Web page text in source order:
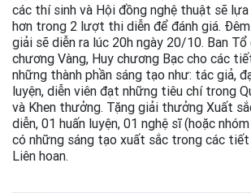
các thí sinh và Hội đồng nghệ thuật sẽ
hơn trong 2 lượt thi diễn để đánh giá.
giải sẽ diễn ra lúc 20h ngày 20/10. Ban
chương Vàng, Huy chương Bạc cho các
những thành phần sáng tạo như: tác giả,
luyện, diễn viên đạt những tiêu chí trong
và Khen thưởng. Tặng giải thưởng Xuất
diễn, 01 huấn luyện, 01 nghệ sĩ (hoặc
có những sáng tạo xuất sắc trong các
Liên hoan.